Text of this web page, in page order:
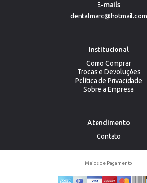
E-mails
dentalmarc@hotmail.com
Institucional
Como Comprar
Trocas e Devoluções
Política de Privacidade
Sobre a Empresa
Atendimento
Contato
Meios de Pagamento